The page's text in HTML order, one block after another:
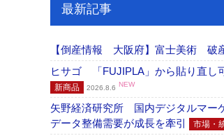
最新記事
【倒産情報 大阪府】富士美術 破
ヒサゴ 「FUJIPLA」から貼り直し
新商品 2026.8.6 NEW
矢野経済研究所 国内デジタルマー
データ整備需要が成長を牽引
市場・